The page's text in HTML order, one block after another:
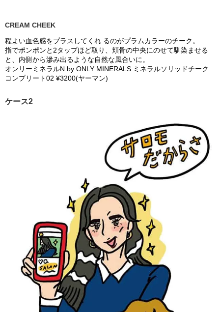
CREAM CHEEK
程よい血色感をプラスしてくれ るのがプラムカラーのチーク。
指でポンポンと2タップほど取り、頬骨の中央にのせて馴染ませる
と、内側から滲み出るような自然な風合いに。
オンリーミネラルN by ONLY MINERALS ミネラルソリッドチーク
コンプリート02 ¥3200(ヤーマン)
ケース2